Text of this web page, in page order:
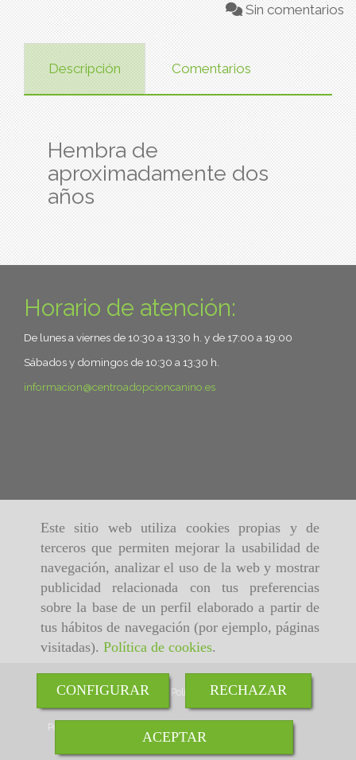
Este sitio web utiliza cookies propias y de
terceros que permiten mejorar la usabilidad de
navegación, analizar el uso de la web y mostrar
publicidad relacionada con tus preferencias
sobre la base de un perfil elaborado a partir de
tus hábitos de navegación (por ejemplo, páginas
visitadas). Política de cookies.
CONFIGURAR RECHAZAR
ACEPTAR
Sin comentarios
Descripción Comentarios
Hembra de
aproximadamente dos
años
Horario de atención:
De lunes a viernes de 10:30 a 13:30 h. y de 17:00 a 19:00
Sábados y domingos de 10:30 a 13:30 h.
informacion
centroadopcioncanino.es
Inicio Aviso Legal Política de cookies
Política de Privacidad